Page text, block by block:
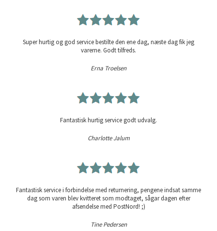
Super hurtig og god service bestilte den ene dag, næste dag fik jeg
varerne. Godt tilfreds.
Erna Troelsen
Fantastisk hurtig service godt udvalg.
Charlotte Jalum
Fantastisk service i forbindelse med returnering, pengene indsat samme
dag som varen blev kvitteret som modtaget, sågar dagen efter
afsendelse med PostNord! ;)
Tine Pedersen